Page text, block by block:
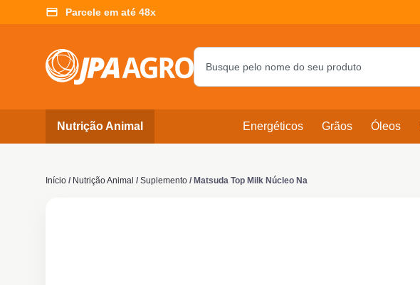
Parcele em até 48x
Nutrição Animal Energéticos Grãos Óleos
Início / Nutrição Animal / Suplemento / Matsuda Top Milk Núcleo Na